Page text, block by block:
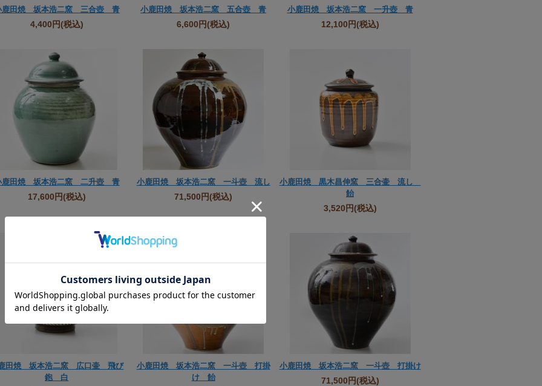
鹿田焼 坂本浩二窯 三合壺 青
4,400円(税込)
小鹿田焼 坂本浩二窯 五合壺 青
6,600円(税込)
小鹿田焼 坂本浩二窯 一升壺 青
12,100円(税込)
鹿田焼 坂本浩二窯 二升壺 青
17,600円(税込)
小鹿田焼 坂本浩二窯 一斗壺 流し
71,500円(税込)
小鹿田焼 黒木昌伸窯 三合壷 流し
飴
3,520円(税込)
田焼 坂本浩二窯 広口壷 飛び
鉋 白
小鹿田焼 坂本浩二窯 一斗壺 打掛
け 飴
小鹿田焼 坂本浩二窯 一斗壺 打掛け
71,500円(税込)